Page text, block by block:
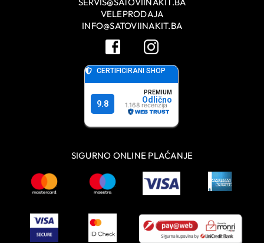
VELEPRODAJA
INFO@SATOVIINAKIT.BA
SIGURNO ONLINE PLAĆANJE